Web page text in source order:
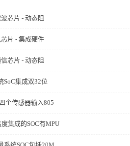
芯片 - 动态阻
片 - 集成硬件
芯片 - 动态阻
SoC集成双32位
个传感器输入805
集成的SOC有MPU